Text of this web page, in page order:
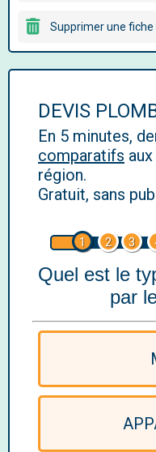
Supprimer une fiche
DEVIS
En 5 minutes,
comparatifs aux
région.
Gratuit, sans
1 2 3
Quel est le
par